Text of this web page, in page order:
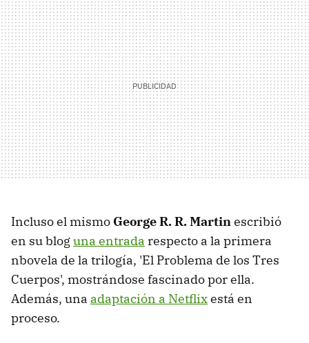
Incluso el mismo George R. R. Martinescribió
en su bloguna entrada respecto a la primera
nbovela de la trilogía, 'El Problema de los Tres
Cuerpos', mostrándose fascinado por ella.
Además, una adaptación a Netflixestá en
proceso.